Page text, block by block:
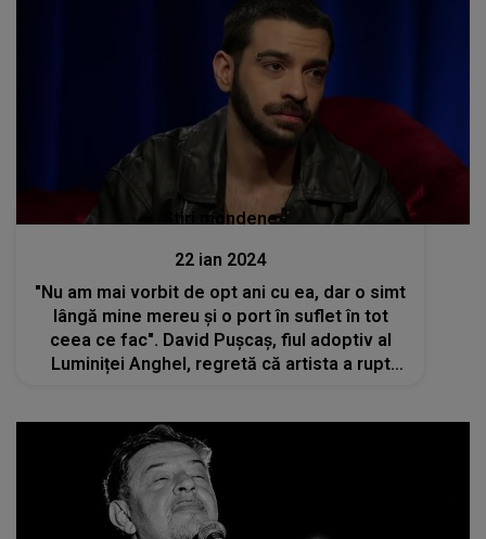
Stiri mondene
22 ian 2024
"Nu am mai vorbit de opt ani cu ea, dar o simt
lângă mine mereu și o port în suflet în tot
ceea ce fac". David Pușcaș, fiul adoptiv al
Luminiței Anghel, regretă că artista a rupt